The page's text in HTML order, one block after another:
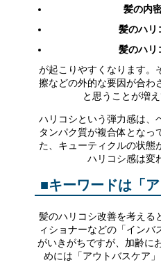
髪の内
髪のハリ
髪のハリ
が起こりやすくなります。
擦などの外的な要因が合わ
と思うことが増
ハリコシという弾力感は、
タンパク質が複合体となっ
た、キューティクルの状態
ハリコシ感は変
■キーワードは「
髪のハリコシ改善を考える
ィショナーなどの「インバ
がいきがちですが、加齢に
めには「アウトバスケア